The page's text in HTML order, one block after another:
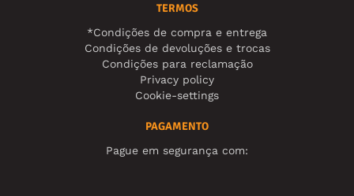
TERMOS
*Condições de compra e entrega
Condições de devoluções e trocas
Condições para reclamação
Privacy policy
Cookie-settings
PAGAMENTO
Pague em segurança com: